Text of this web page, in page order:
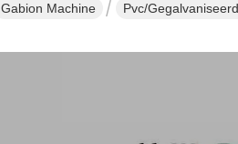
Gabion Machine Pvc/